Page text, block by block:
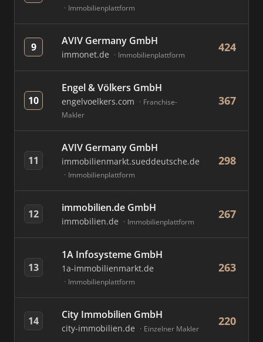
Immobilienplattform
9 AVIV Germany GmbH
immonet.de Immobilienplattform
424
10
Engel & Völkers GmbH
engelvoelkers.com
Franchise-
Makler
367
11
AVIV Germany GmbH
immobilienmarkt.sueddeutsche.de
Immobilienplattform
298
12 immobilien.de GmbH
immobilien.de Immobilienplattform
267
13
1A Infosysteme GmbH
1a-immobilienmarkt.de
Immobilienplattform
263
14 City Immobilien GmbH
city-immobilien.de Einzelner Makler
220